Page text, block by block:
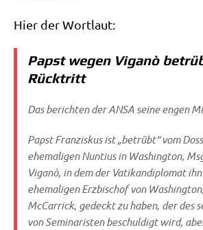
Hier der Wortlaut:
Papst wegen Viganò
Rücktritt
Das berich­ten der ANSA sei­ne engen
Papst Fran­zis­kus ist „betrübt“ vom
ehe­ma­li­gen Nun­ti­us in Washing­ton,
Viganò, in dem der Vati­kan­di­plo­mat
ehe­ma­li­gen Erz­bi­schof von
McCar­ri­ck, gedeckt zu haben, der des
von Semi­na­ri­sten beschul­digt wird,